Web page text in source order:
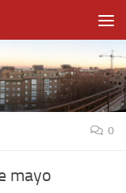
0
mayo